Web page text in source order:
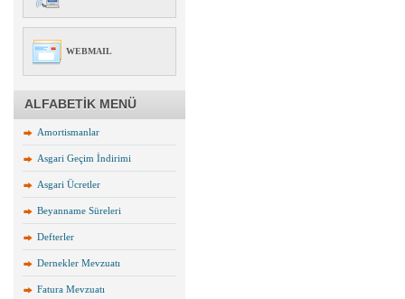
WEBMAIL
ALFABETİK MENÜ
Amortismanlar
Asgari Geçim İndirimi
Asgari Ücretler
Beyanname Süreleri
Defterler
Dernekler Mevzuatı
Fatura Mevzuatı